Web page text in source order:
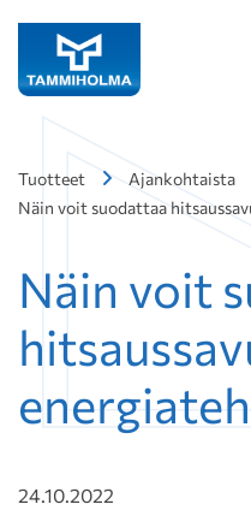
Tuotteet
Ajankohtaista
Näin voit suodattaa
Näin voit
24.10.2022